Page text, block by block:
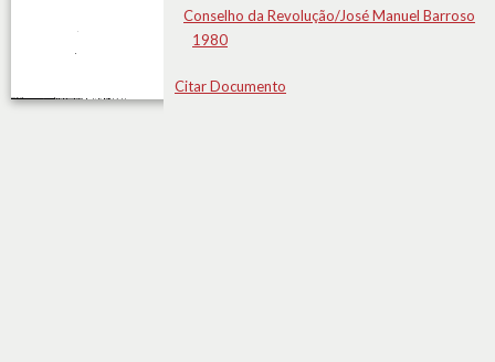
Conselho da Revolução/José Manuel Barroso
1980
Citar Documento